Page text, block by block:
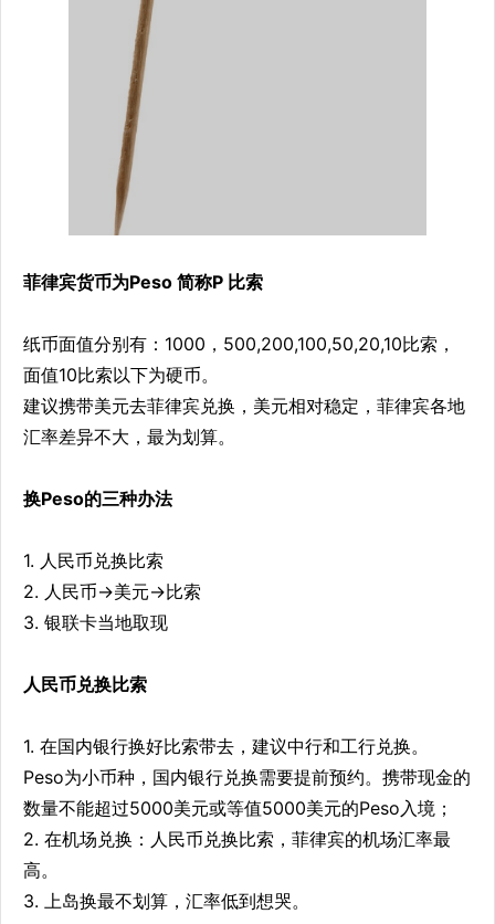
菲律宾货币为Peso 简称P 比索
纸币面值分别有：1000，500,200,100,50,20,10比索，
面值10比索以下为硬币。
建议携带美元去菲律宾兑换，美元相对稳定，菲律宾各地
汇率差异不大，最为划算。
换Peso的三种办法
1. 人民币兑换比索
2. 人民币->美元->比索
3. 银联卡当地取现
人民币兑换比索
1. 在国内银行换好比索带去，建议中行和工行兑换。
Peso为小币种，国内银行兑换需要提前预约。携带现金的
数量不能超过5000美元或等值5000美元的Peso入境；
2. 在机场兑换：人民币兑换比索，菲律宾的机场汇率最
高。
3. 上岛换最不划算，汇率低到想哭。